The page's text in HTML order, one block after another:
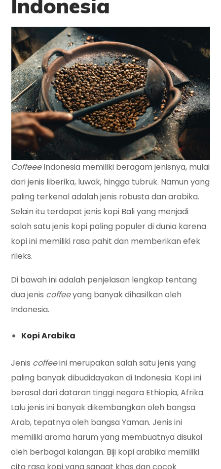
Indonesia
CoffeeeIndonesia memiliki beragam jenisnya, mulai
dari jenis liberika, luwak, hingga tubruk. Namun yang
paling terkenal adalah jenis robusta dan arabika.
Selain itu terdapat jenis kopi Bali yang menjadi
salah satu jenis kopi paling populer di dunia karena
kopi ini memiliki rasa pahit dan memberikan efek
rileks.
Di bawah ini adalah penjelasan lengkap tentang
dua jenis coffeeyang banyak dihasilkan oleh
Indonesia.
Kopi Arabika
Jenis coffeeini merupakan salah satu jenis yang
paling banyak dibudidayakan di Indonesia. Kopi ini
berasal dari dataran tinggi negara Ethiopia, Afrika.
Lalu jenis ini banyak dikembangkan oleh bangsa
Arab, tepatnya oleh bangsa Yaman. Jenis ini
memiliki aroma harum yang membuatnya disukai
oleh berbagai kalangan. Biji kopi arabika memiliki